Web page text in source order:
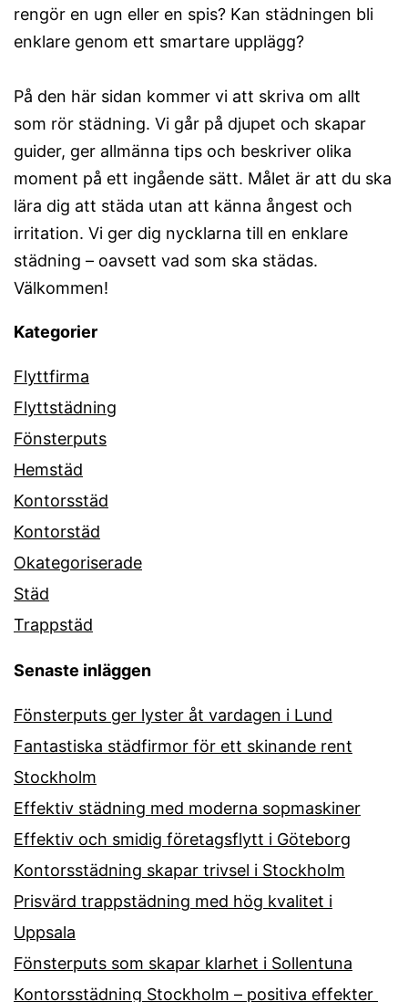
rengör en ugn eller en spis? Kan städningen bli
enklare genom ett smartare upplägg?
På den här sidan kommer vi att skriva om allt
som rör städning. Vi går på djupet och skapar
guider, ger allmänna tips och beskriver olika
moment på ett ingående sätt. Målet är att du ska
lära dig att städa utan att känna ångest och
irritation. Vi ger dig nycklarna till en enklare
städning – oavsett vad som ska städas.
Välkommen!
Kategorier
Flyttfirma
Flyttstädning
Fönsterputs
Hemstäd
Kontorsstäd
Kontorstäd
Okategoriserade
Städ
Trappstäd
Senaste inläggen
Fönsterputs ger lyster åt vardagen i Lund
Fantastiska städfirmor för ett skinande rent
Stockholm
Effektiv städning med moderna sopmaskiner
Effektiv och smidig företagsflytt i Göteborg
Kontorsstädning skapar trivsel i Stockholm
Prisvärd trappstädning med hög kvalitet i
Uppsala
Fönsterputs som skapar klarhet i Sollentuna
Kontorsstädning Stockholm – positiva effekter